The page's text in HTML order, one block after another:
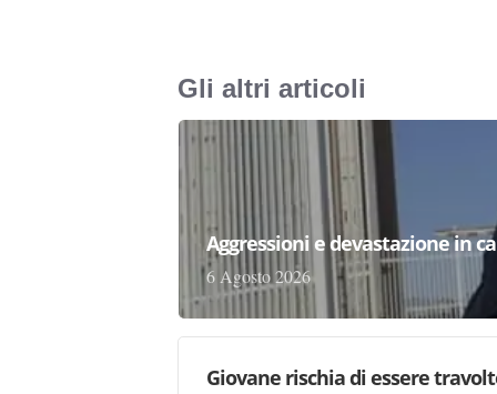
Gli altri articoli
Aggressioni e devastazione in
6 Agosto 2026
Giovane rischia di essere